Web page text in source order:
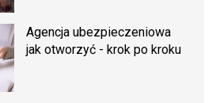
Agencja ubezpieczeniowa
jak otworzyć - krok po kroku